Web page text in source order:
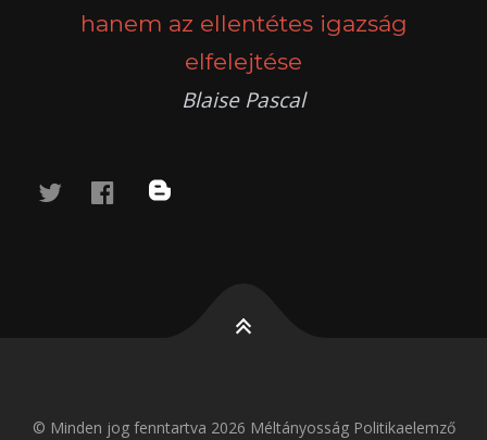
hanem az ellentétes igazság
elfelejtése
Blaise Pascal
twitterfacebook
blog
© Minden jog fenntartva 2026 Méltányosság Politikaelemző